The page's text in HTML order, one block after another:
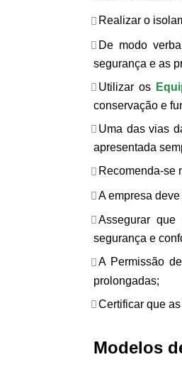
Realizar o
De modo
segurança e as
Utilizar os
conservação e
Uma das vias
apresentada
Recomenda-se
A empresa
Assegurar
segurança e
A Permissão
prolongadas;
Certificar que
Modelos